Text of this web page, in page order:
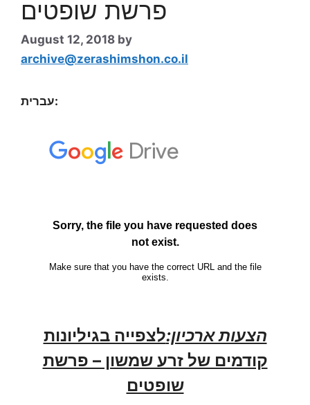
פרשת שופטים
August 12, 2018 by
archive@zerashimshon.co.il
עברית:
הצעות ארכיון:לצפייה בגיליונות
קודמים של זרע שמשון – פרשת
שופטים